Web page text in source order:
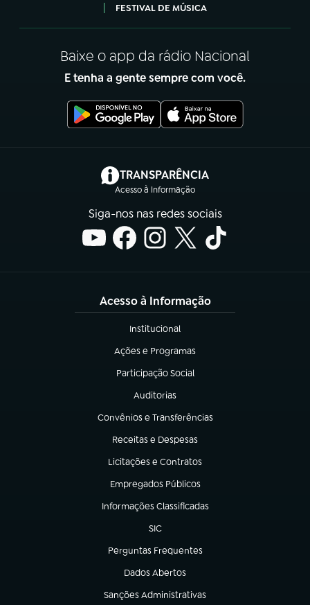
FESTIVAL DE MÚSICA
Baixe o app da rádio Nacional
E tenha a gente sempre com você.
TRANSPARÊNCIA
Acesso à Informação
(abre em nova aba)
Siga-nos nas redes sociais
Acesso à Informação
Institucional
(abre em nova aba)
Ações e Programas
(abre em nova aba)
Participação Social
(abre em nova aba)
Auditorias
(abre em nova aba)
Convênios e Transferências
(abre em nova aba)
Receitas e Despesas
(abre em nova aba)
Licitações e Contratos
(abre em nova aba)
Empregados Públicos
(abre em nova aba)
Informações Classificadas
(abre em nova aba)
SIC
(abre em nova aba)
Perguntas Frequentes
(abre em nova aba)
Dados Abertos
(abre em nova aba)
Sanções Administrativas
(abre em nova aba)